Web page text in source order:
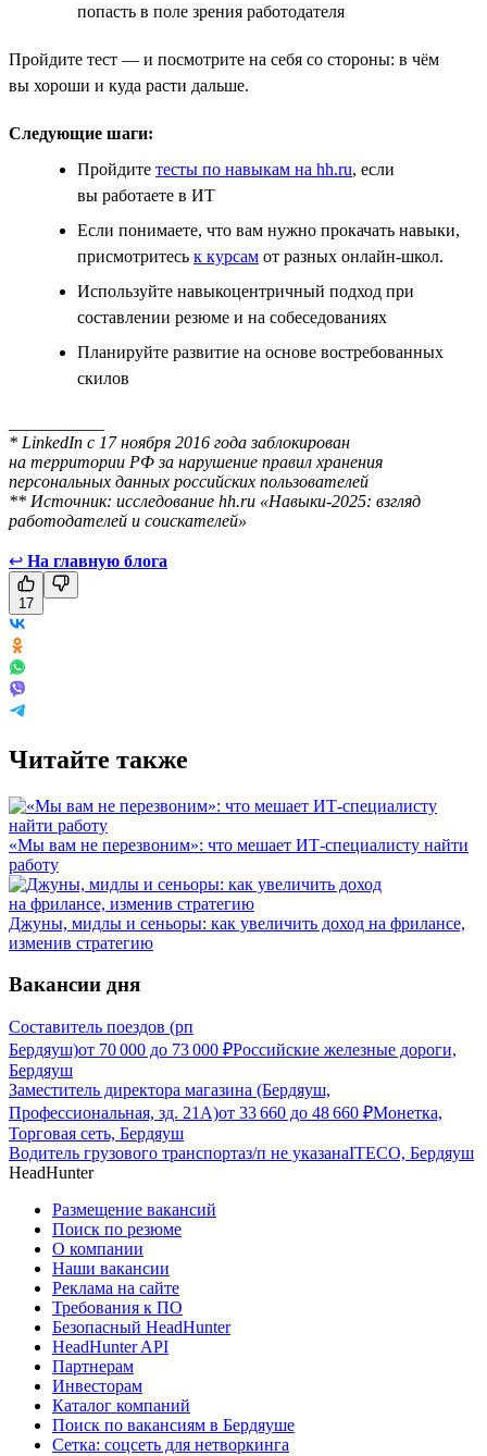
попасть в поле зрения работодателя
Пройдите тест — и посмотрите на себя со стороны: в чём
вы хороши и куда расти дальше.
Следующие шаги:
Пройдите тесты по навыкам на hh.ru, если
вы работаете в ИТ
Если понимаете, что вам нужно прокачать навыки,
присмотритесь к курсам от разных онлайн-школ.
Используйте навыкоцентричный подход при
составлении резюме и на собеседованиях
Планируйте развитие на основе востребованных
скилов
* LinkedIn с 17 ноября 2016 года заблокирован
на территории РФ за нарушение правил хранения
персональных данных российских пользователей
** Источник: исследование hh.ru «Навыки-2025: взгляд
работодателей и соискателей»
↩ На главную блога
17
Читайте также
«Мы вам не перезвоним»: что мешает ИТ-специалисту найти
работу
Джуны, мидлы и сеньоры: как увеличить доход на фрилансе,
изменив стратегию
Вакансии дня
Составитель поездов (рп
Бердяуш)от 70 000 до 73 000 ₽Российские железные дороги,
Бердяуш
Заместитель директора магазина (Бердяуш,
Профессиональная, зд. 21А)от 33 660 до 48 660 ₽Монетка,
Торговая сеть, Бердяуш
Водитель грузового транспортаз/п не указанаITECO, Бердяуш
HeadHunter
Размещение вакансий
Поиск по резюме
О компании
Наши вакансии
Реклама на сайте
Требования к ПО
Безопасный HeadHunter
HeadHunter API
Партнерам
Инвесторам
Каталог компаний
Поиск по вакансиям в Бердяуше
Сетка: соцсеть для нетворкинга